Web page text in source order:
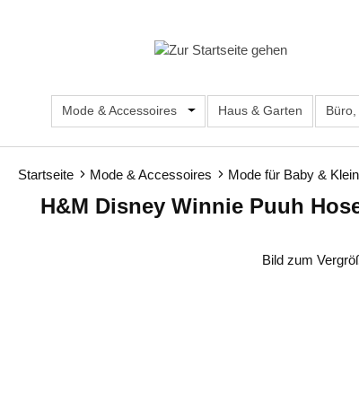
Mode & Accessoires Öffne oder Schließe das
Haus & Garten
Startseite Mode & Accessoires Mode für Baby &
H&M Disney Winnie Puuh
Bild zum